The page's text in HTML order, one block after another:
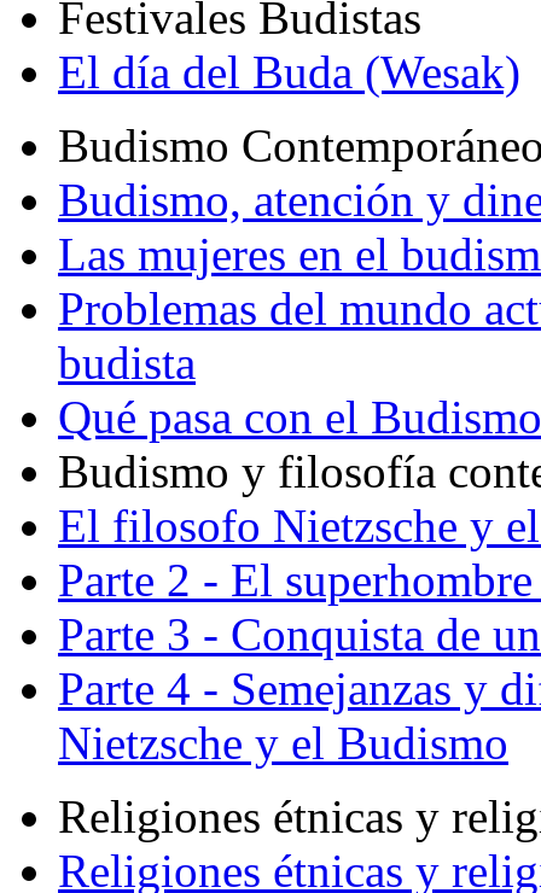
Festivales Budistas
El día del Buda (Wesak)
Budismo
Budismo, atención y
Las mujeres en el
Problemas del mundo
budista
Qué pasa con el
Budismo y filosofía
El filosofo Nietzsche y
Parte 2 - El
Parte 3 - Conquista de
Parte 4 - Semejanzas y
Nietzsche y el Budismo
Religiones étnicas y
Religiones étnicas y